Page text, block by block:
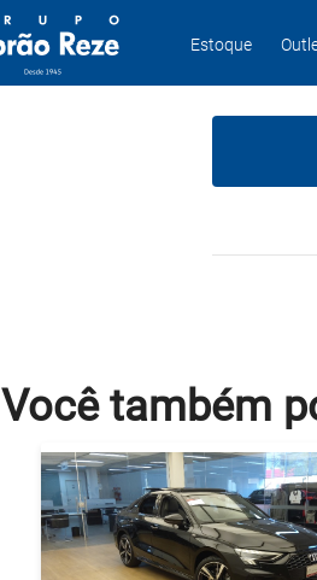
Estoque
Você também